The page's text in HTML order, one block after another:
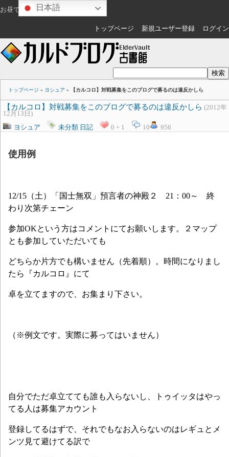
お昼ですね ゲスト さん
トップページ 新規ユーザー登録 ログイン
トップページ » ヨシュア » 【カルコロ】対戦募集をこのブログで募るのは違反かしら
【カルコロ】対戦募集をこのブログで募るのは違反かしら (2012年
12月13日)
ヨシュア
未分類 日記 0 + 1 10 956
使用例
12/15（土）「国士無双」預言者の神殿２ 21：00～ 終
わり次第チェーン
参加OKという方はコメントにてお願いします。２マップ
とも参加していただいても
どちらか片方でも構いません（先着順）。時間になりまし
たら『カルコロ』にて
卓を立てますので、お集まり下さい。
（※例文です。実際に募ってはいません）
自分でただ卓立てても誰も入らないし、トゥイッタはやっ
てる人は募集アカウント
登録してるはずで、それでもなお入らないのはレギュとメ
ンツ見て避けてる訳で
日本語